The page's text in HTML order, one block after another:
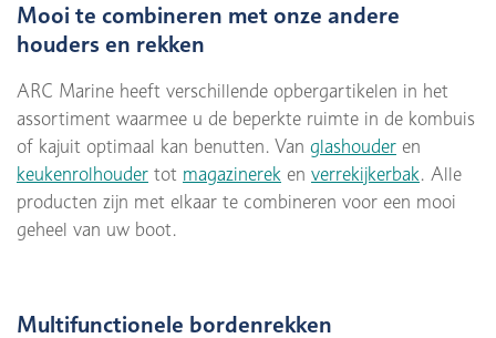
Mooi te combineren met onze andere
houders en rekken
ARC Marine heeft verschillende opbergartikelen in het
assortiment waarmee u de beperkte ruimte in de kombuis
of kajuit optimaal kan benutten. Van glashouder en
keukenrolhouder tot magazinerek en verrekijkerbak. Alle
producten zijn met elkaar te combineren voor een mooi
geheel van uw boot.
Multifunctionele bordenrekken